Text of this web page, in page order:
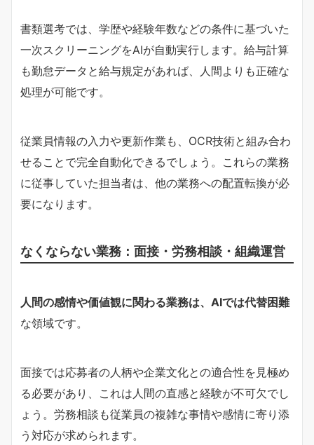
書類選考では、学歴や経験年数などの条件に基づいた
一次スクリーニングをAIが自動実行します。給与計算
も勤怠データと給与規定があれば、人間よりも正確な
処理が可能です。
従業員情報の入力や更新作業も、OCR技術と組み合わ
せることで完全自動化できるでしょう。これらの業務
に従事していた担当者は、他の業務への配置転換が必
要になります。
なくならない業務：面接・労務相談・組織運営
人間の感情や価値観に関わる業務は、AIでは代替困難
な領域です。
面接では応募者の人柄や企業文化との適合性を見極め
る必要があり、これは人間の直感と経験が不可欠でし
ょう。労務相談も従業員の複雑な事情や感情に寄り添
う対応が求められます。